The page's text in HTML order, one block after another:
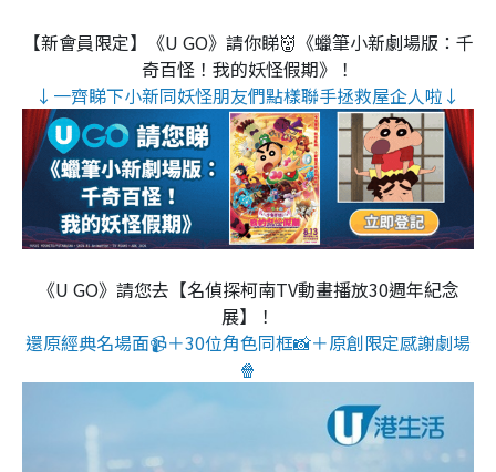
【新會員限定】《U GO》請你睇👹《蠟筆小新劇場版：千
奇百怪！我的妖怪假期》！
↓一齊睇下小新同妖怪朋友們點樣聯手拯救屋企人啦↓
《U GO》請您去【名偵探柯南TV動畫播放30週年紀念
展】！
還原經典名場面📹＋30位角色同框📸＋原創限定感謝劇場
🍿